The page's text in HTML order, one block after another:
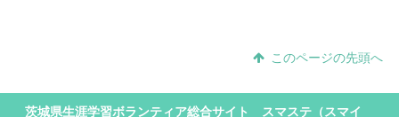
このページの先頭へ
茨城県生涯学習ボランティア総合サイト スマステ（スマイ